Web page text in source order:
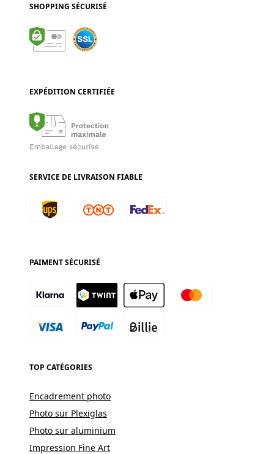
SHOPPING SÉCURISÉ
EXPÉDITION CERTIFIÉE
SERVICE DE LIVRAISON FIABLE
PAIMENT SÉCURISÉ
TOP CATÉGORIES
Encadrement photo
Photo sur Plexiglas
Photo sur aluminium
Impression Fine Art